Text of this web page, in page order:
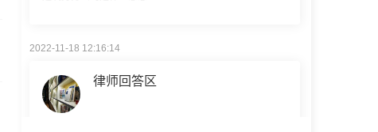
律师回答区
民事权利包括哪些